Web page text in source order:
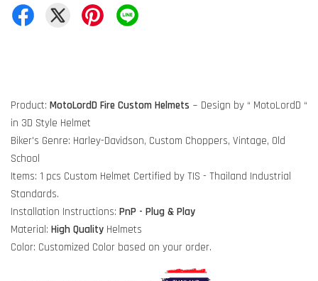
Product: MotoLordD Fire Custom Helmets ~ Design by “ MotoLordD “
in 3D Style Helmet
Biker's Genre: Harley-Davidson, Custom Choppers, Vintage, Old
School
Items: 1 pcs Custom Helmet Certified by TIS - Thailand Industrial
Standards.
Installation Instructions: PnP - Plug & Play
Material: High Quality Helmets
Color: Customized Color based on your order.